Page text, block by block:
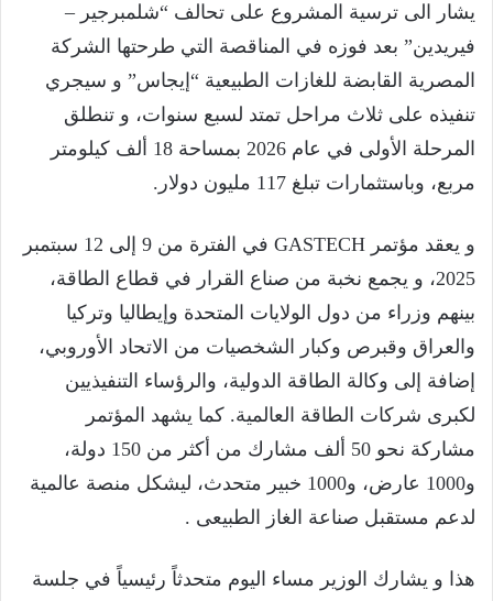
يشار الى ترسية المشروع على تحالف “شلمبرجير –
فيريدين” بعد فوزه في المناقصة التي طرحتها الشركة
المصرية القابضة للغازات الطبيعية “إيجاس” و سيجري
تنفيذه على ثلاث مراحل تمتد لسبع سنوات، و تنطلق
المرحلة الأولى في عام 2026 بمساحة 18 ألف كيلومتر
مربع، وباستثمارات تبلغ 117 مليون دولار.
و يعقد مؤتمر GASTECH في الفترة من 9 إلى 12 سبتمبر
2025، و يجمع نخبة من صناع القرار في قطاع الطاقة،
بينهم وزراء من دول الولايات المتحدة وإيطاليا وتركيا
والعراق وقبرص وكبار الشخصيات من الاتحاد الأوروبي،
إضافة إلى وكالة الطاقة الدولية، والرؤساء التنفيذيين
لكبرى شركات الطاقة العالمية. كما يشهد المؤتمر
مشاركة نحو 50 ألف مشارك من أكثر من 150 دولة،
و1000 عارض، و1000 خبير متحدث، ليشكل منصة عالمية
لدعم مستقبل صناعة الغاز الطبيعى .
هذا و يشارك الوزير مساء اليوم متحدثاً رئيسياً في جلسة